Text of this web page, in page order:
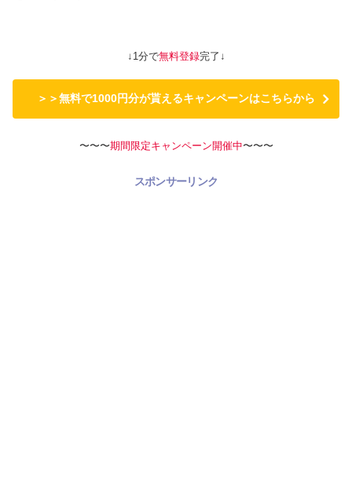
↓1分で無料登録完了↓
＞＞無料で1000円分が貰えるキャンペーンはこちらから
〜〜〜期間限定キャンペーン開催中〜〜〜
スポンサーリンク